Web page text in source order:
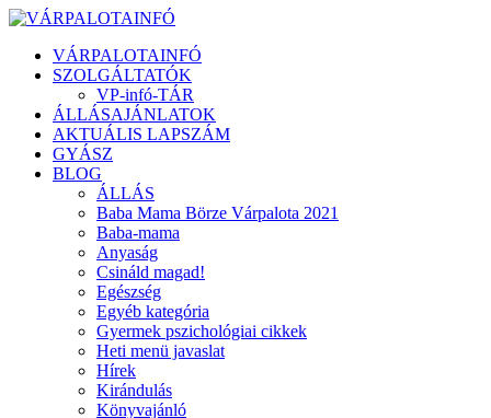
VÁRPALOTAINFÓ
SZOLGÁLTATÓK
VP-infó-TÁR
ÁLLÁSAJÁNLATOK
AKTUÁLIS LAPSZÁM
GYÁSZ
BLOG
ÁLLÁS
Baba Mama Börze Várpalota 2021
Baba-mama
Anyaság
Csináld magad!
Egészség
Egyéb kategória
Gyermek pszichológiai cikkek
Heti menü javaslat
Hírek
Kirándulás
Könyvajánló